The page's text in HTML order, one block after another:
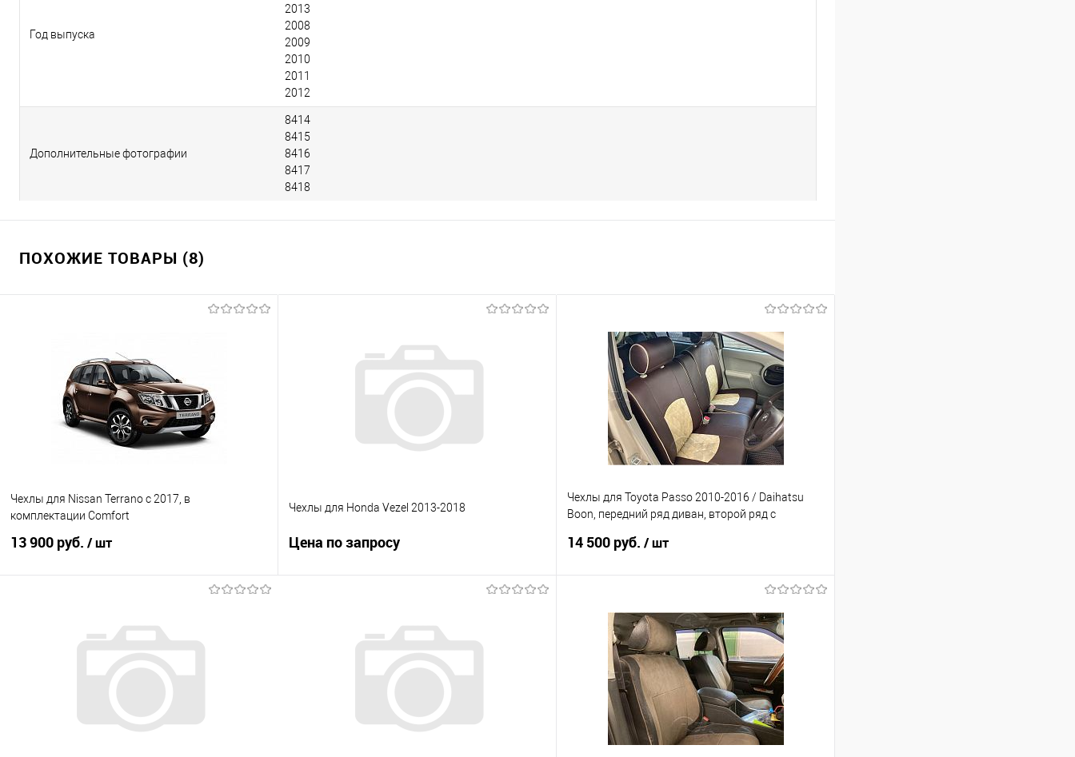
Год выпуска
2013
2008
2009
2010
2011
2012
Дополнительные фотографии
8414
8415
8416
8417
8418
ПОХОЖИЕ ТОВАРЫ (8)
Чехлы для Nissan Terrano с 2017, в
комплектации Comfort
13 900 руб. / шт
Купить в 1 клик
Сравнение
Под заказ
Чехлы для Honda Vezel 2013-2018
Цена по запросу
Купить в 1 клик
Сравнение
Под заказ
Чехлы для Toyota Passo 2010-2016 / Daihatsu
Boon, передний ряд диван, второй ряд с
14 500 руб. / шт
В корзину
Купить в 1 клик
Сравнение
В избранное
Под заказ